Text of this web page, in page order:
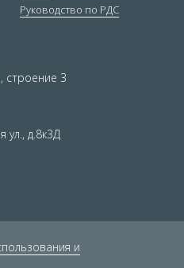
Руководство по РДС
строение 3
ул., д.8к3Д
и